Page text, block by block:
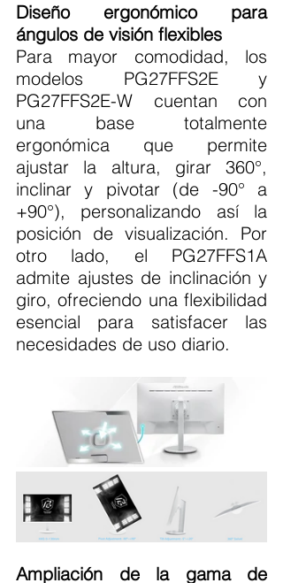
Diseño ergonómico para
ángulos de visión flexibles
Para mayor comodidad, los
modelos PG27FFS2E y
PG27FFS2E-W cuentan con
una base totalmente
ergonómica que permite
ajustar la altura, girar 360°,
inclinar y pivotar (de -90° a
+90°), personalizando así la
posición de visualización. Por
otro lado, el PG27FFS1A
admite ajustes de inclinación y
giro, ofreciendo una flexibilidad
esencial para satisfacer las
necesidades de uso diario.
Ampliación de la gama de